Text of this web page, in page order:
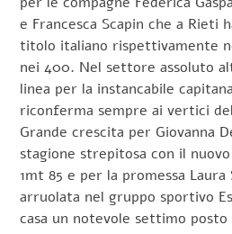
e Francesca Scapin che a Rieti
titolo italiano rispettivamente
nei 400. Nel settore assoluto
linea per la instancabile
riconferma sempre ai vertici
Grande crescita per Giovanna
stagione strepitosa con il
1mt 85 e per la promessa
arruolata nel gruppo sportivo
casa un notevole settimo posto